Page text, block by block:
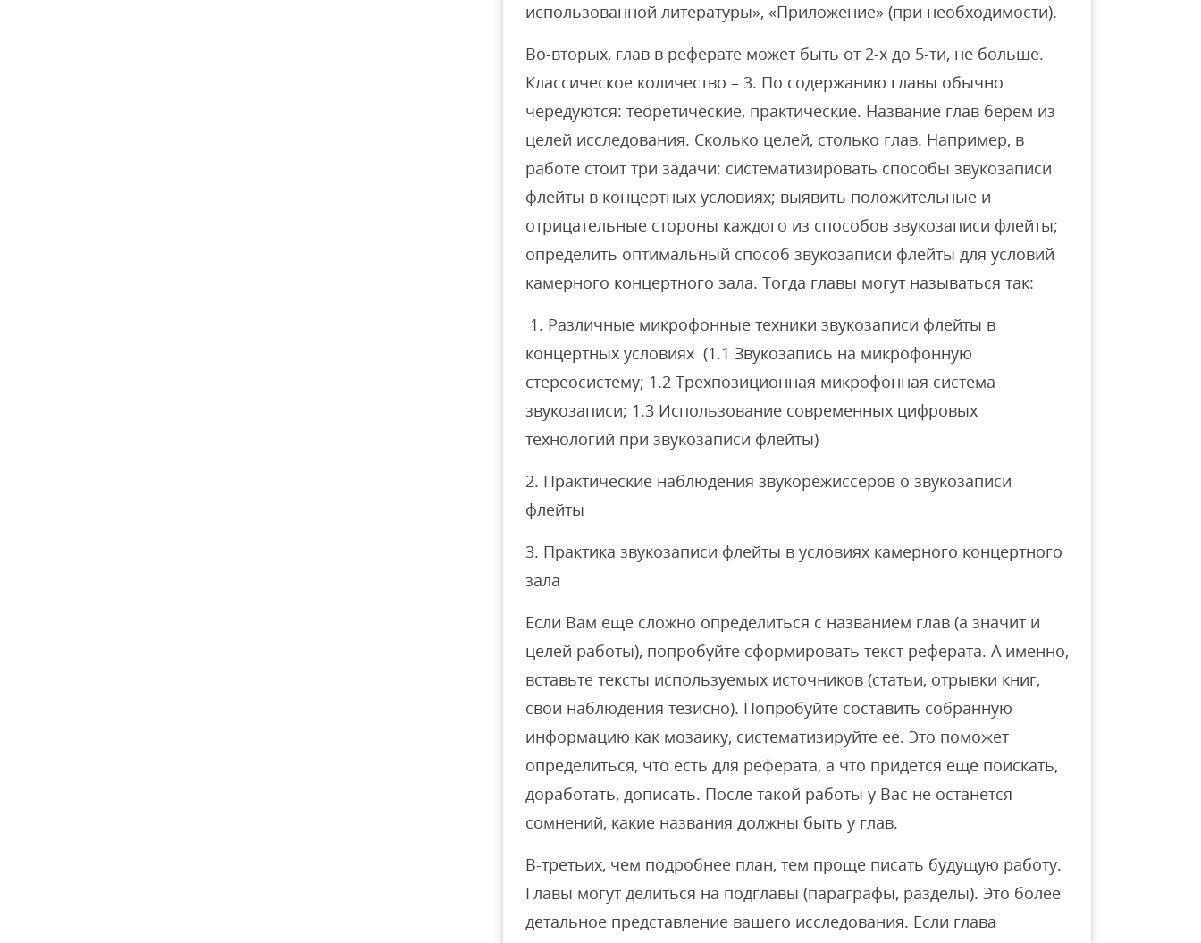
использованной литературы», «Приложение» (при необходимости).
Во-вторых, глав в реферате может быть от 2-х до 5-ти, не больше.
Классическое количество – 3. По содержанию главы обычно
чередуются: теоретические, практические. Название глав берем из
целей исследования. Сколько целей, столько глав. Например, в
работе стоит три задачи: систематизировать способы звукозаписи
флейты в концертных условиях; выявить положительные и
отрицательные стороны каждого из способов звукозаписи флейты;
определить оптимальный способ звукозаписи флейты для условий
камерного концертного зала. Тогда главы могут называться так:
1. Различные микрофонные техники звукозаписи флейты в
концертных условиях (1.1 Звукозапись на микрофонную
стереосистему; 1.2 Трехпозиционная микрофонная система
звукозаписи; 1.3 Использование современных цифровых
технологий при звукозаписи флейты)
2. Практические наблюдения звукорежиссеров о звукозаписи
флейты
3. Практика звукозаписи флейты в условиях камерного концертного
зала
Если Вам еще сложно определиться с названием глав (а значит и
целей работы), попробуйте сформировать текст реферата. А именно,
вставьте тексты используемых источников (статьи, отрывки книг,
свои наблюдения тезисно). Попробуйте составить собранную
информацию как мозаику, систематизируйте ее. Это поможет
определиться, что есть для реферата, а что придется еще поискать,
доработать, дописать. После такой работы у Вас не останется
сомнений, какие названия должны быть у глав.
В-третьих, чем подробнее план, тем проще писать будущую работу.
Главы могут делиться на подглавы (параграфы, разделы). Это более
детальное представление вашего исследования. Если глава